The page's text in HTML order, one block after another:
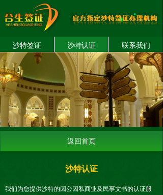
沙特签证 沙特认证 联系我们
返回首页
沙特认证
我们为您提供沙特的因公因私商业及民事文书的认证服